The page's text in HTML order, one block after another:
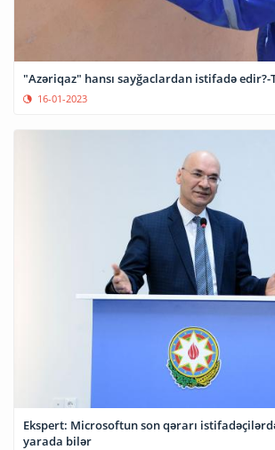
"Azəriqaz" hansı sayğaclardan istifadə edir?-
16-01-2023
Ekspert: Microsoftun son qərarı
yarada bilər